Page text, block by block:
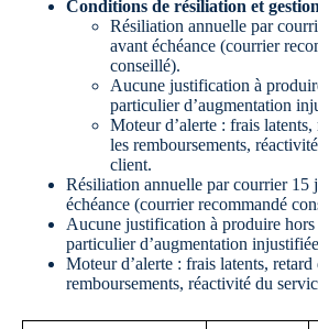
Conditions de résiliation et
Résiliation annuelle par
avant échéance (courrier
conseillé).
Aucune justification à
particulier d’augmentation
Moteur d’alerte : frais latents,
les remboursements,
client.
Résiliation annuelle par courrier 15
échéance (courrier recommandé
Aucune justification à produire hors
particulier d’augmentation
Moteur d’alerte : frais latents, retard
remboursements, réactivité du